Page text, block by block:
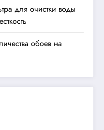
для очистки воды
обоев на